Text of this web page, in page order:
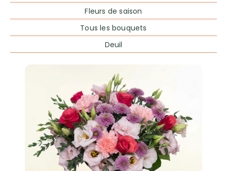
Fleurs de saison
Tous les bouquets
Deuil